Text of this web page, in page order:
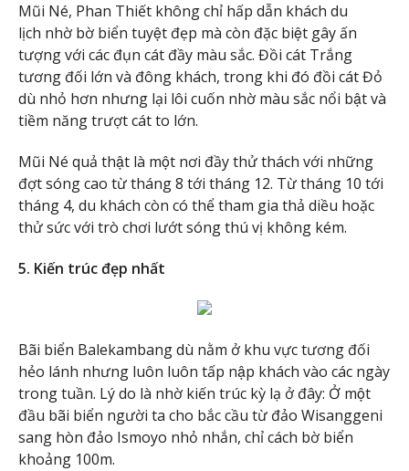
Mũi Né, Phan Thiết không chỉ hấp dẫn khách du
lịch nhờ bờ biển tuyệt đẹp mà còn đặc biệt gây ấn
tượng với các đụn cát đầy màu sắc. Đồi cát Trắng
tương đối lớn và đông khách, trong khi đó đồi cát Đỏ
dù nhỏ hơn nhưng lại lôi cuốn nhờ màu sắc nổi bật và
tiềm năng trượt cát to lớn.
Mũi Né quả thật là một nơi đầy thử thách với những
đợt sóng cao từ tháng 8 tới tháng 12. Từ tháng 10 tới
tháng 4, du khách còn có thể tham gia thả diều hoặc
thử sức với trò chơi lướt sóng thú vị không kém.
5. Kiến trúc đẹp nhất
Bãi biển Balekambang dù nằm ở khu vực tương đối
hẻo lánh nhưng luôn luôn tấp nập khách vào các ngày
trong tuần. Lý do là nhờ kiến trúc kỳ lạ ở đây: Ở một
đầu bãi biển người ta cho bắc cầu từ đảo Wisanggeni
sang hòn đảo Ismoyo nhỏ nhắn, chỉ cách bờ biển
khoảng 100m.